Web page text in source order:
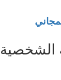
الشخصية